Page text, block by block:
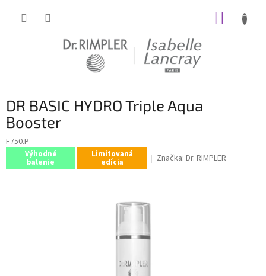
DR BASIC HYDRO Triple Aqua
Booster
F750.P
Výhodné
balenie
Limitovaná
edícia Značka: Dr. RIMPLER